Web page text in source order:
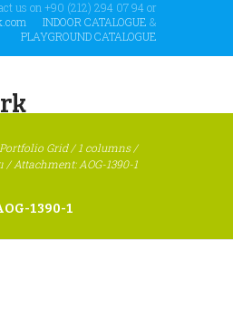
us on +90 (212) 294 07 94 or
INDOOR CATALOGUE &
PLAYGROUND CATALOGUE
Portfolio Grid/1 columns/
/Attachment: AOG-1390-1
1390-1